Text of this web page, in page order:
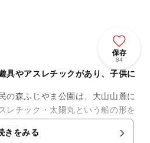
保存
84
具やアスレチックがあり、子供に
の森ふじやま公園は、大山山麓に
レチック・太陽丸という船の形を
子どもたちに人気の公園です。こ
...
きをみる